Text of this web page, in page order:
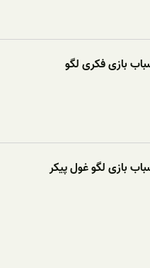
بازی فکری لگو
بازی لگو غول پیکر